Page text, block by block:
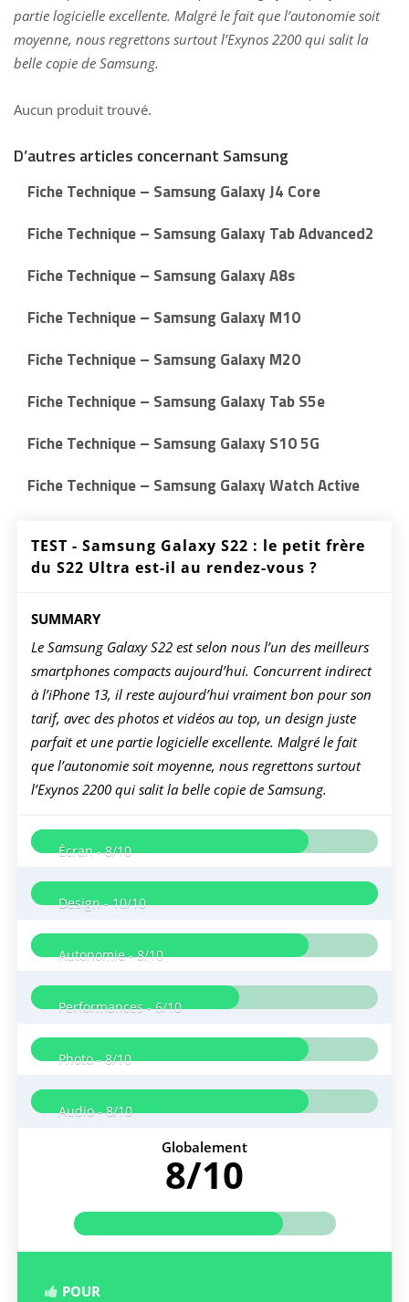
partie logicielle excellente. Malgré le fait que l’autonomie soit
moyenne, nous regrettons surtout l’Exynos 2200 qui salit la
belle copie de Samsung.
Aucun produit trouvé.
D’autres articles concernant Samsung
Fiche Technique – Samsung Galaxy J4 Core
Fiche Technique – Samsung Galaxy Tab Advanced2
Fiche Technique – Samsung Galaxy A8s
Fiche Technique – Samsung Galaxy M10
Fiche Technique – Samsung Galaxy M20
Fiche Technique – Samsung Galaxy Tab S5e
Fiche Technique – Samsung Galaxy S10 5G
Fiche Technique – Samsung Galaxy Watch Active
TEST - Samsung Galaxy S22 : le petit frère
du S22 Ultra est-il au rendez-vous ?
SUMMARY
Le Samsung Galaxy S22 est selon nous l’un des meilleurs
smartphones compacts aujourd’hui. Concurrent indirect
à l’iPhone 13, il reste aujourd’hui vraiment bon pour son
tarif, avec des photos et vidéos au top, un design juste
parfait et une partie logicielle excellente. Malgré le fait
que l’autonomie soit moyenne, nous regrettons surtout
l’Exynos 2200 qui salit la belle copie de Samsung.
Écran -8/10
Design -10/10
Autonomie -8/10
Performances -6/10
Photo -8/10
Audio -8/10
Globalement
8/10
POUR